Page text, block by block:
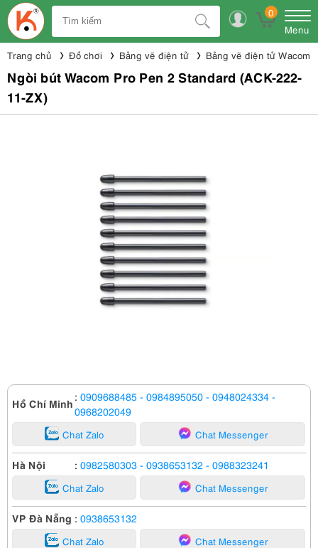
0
Menu
Trang chủ Đồ chơi Bảng vẽ điện tử Bảng vẽ điện tử Wacom
Ngòi bút Wacom Pro Pen 2 Standard (ACK-222-
11-ZX)
Hồ Chí Minh : 0909688485 - 0984895050 - 0948024334 -
0968202049
Chat Zalo Chat Messenger
Hà Nội : 0982580303 - 0938653132 - 0988323241
Chat Zalo Chat Messenger
VP Đà Nẵng : 0938653132
Chat Zalo Chat Messenger